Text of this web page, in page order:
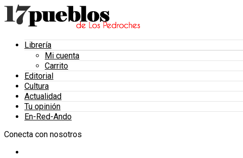
Librería
Mi cuenta
Carrito
Editorial
Cultura
Actualidad
Tu opinión
En-Red-Ando
Conecta con nosotros